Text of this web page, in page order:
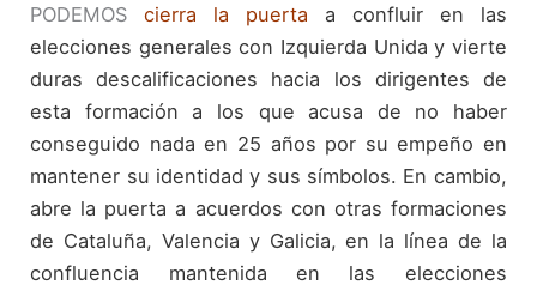
PODEMOScierra la puerta a confluir en las
elecciones generales con Izquierda Unida y vierte
duras descalificaciones hacia los dirigentes de
esta formación a los que acusa de no haber
conseguido nada en 25 años por su empeño en
mantener su identidad y sus símbolos. En cambio,
abre la puerta a acuerdos con otras formaciones
de Cataluña, Valencia y Galicia, en la línea de la
confluencia mantenida en las elecciones